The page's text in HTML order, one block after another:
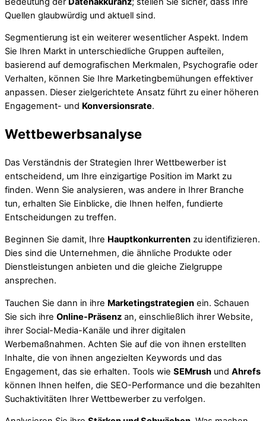
Quellen glaubwürdig und aktuell sind.
Segmentierung ist ein weiterer wesentlicher Aspekt. Indem
Sie Ihren Markt in unterschiedliche Gruppen aufteilen,
basierend auf demografischen Merkmalen, Psychografie oder
Verhalten, können Sie Ihre Marketingbemühungen effektiver
anpassen. Dieser zielgerichtete Ansatz führt zu einer höheren
Engagement- und Konversionsrate.
Wettbewerbsanalyse
Das Verständnis der Strategien Ihrer Wettbewerber ist
entscheidend, um Ihre einzigartige Position im Markt zu
finden. Wenn Sie analysieren, was andere in Ihrer Branche
tun, erhalten Sie Einblicke, die Ihnen helfen, fundierte
Entscheidungen zu treffen.
Beginnen Sie damit, Ihre Hauptkonkurrenten zu identifizieren.
Dies sind die Unternehmen, die ähnliche Produkte oder
Dienstleistungen anbieten und die gleiche Zielgruppe
ansprechen.
Tauchen Sie dann in ihre Marketingstrategien ein. Schauen
Sie sich ihre Online-Präsenz an, einschließlich ihrer Website,
ihrer Social-Media-Kanäle und ihrer digitalen
Werbemaßnahmen. Achten Sie auf die von ihnen erstellten
Inhalte, die von ihnen angezielten Keywords und das
Engagement, das sie erhalten. Tools wie SEMrush und Ahrefs
können Ihnen helfen, die SEO-Performance und die bezahlten
Suchaktivitäten Ihrer Wettbewerber zu verfolgen.